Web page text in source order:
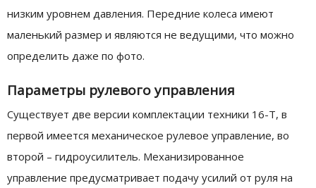
низким уровнем давления. Передние колеса имеют
маленький размер и являются не ведущими, что можно
определить даже по фото.
Параметры рулевого управления
Существует две версии комплектации техники 16-Т, в
первой имеется механическое рулевое управление, во
второй – гидроусилитель. Механизированное
управление предусматривает подачу усилий от руля на